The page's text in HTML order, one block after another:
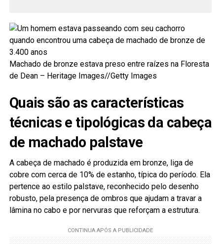
Machado de bronze estava preso entre raízes na Floresta
de Dean – Heritage Images//Getty Images
Quais são as características
técnicas e tipológicas da cabeça
de machado palstave
A cabeça de machado é produzida em bronze, liga de
cobre com cerca de 10% de estanho, típica do período. Ela
pertence ao estilo palstave, reconhecido pelo desenho
robusto, pela presença de ombros que ajudam a travar a
lâmina no cabo e por nervuras que reforçam a estrutura.